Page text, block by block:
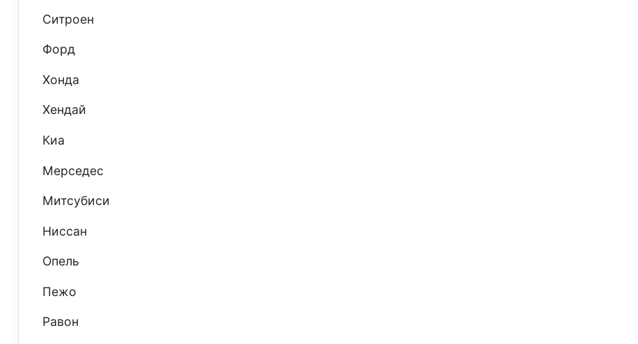
Ситроен
Форд
Хонда
Хендай
Киа
Мерседес
Митсубиси
Ниссан
Опель
Пежо
Равон